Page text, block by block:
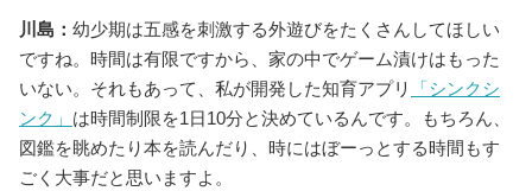
川島： 幼少期は五感を刺激する外遊びをたくさんしてほしい
ですね。時間は有限ですから、家の中でゲーム漬けはもった
いない。それもあって、私が開発した知育アプリ
「シンクシ
ンク」 は時間制限を1日10分と決めているんです。もちろん、
図鑑を眺めたり本を読んだり、時にはぼーっとする時間もす
ごく大事だと思いますよ。